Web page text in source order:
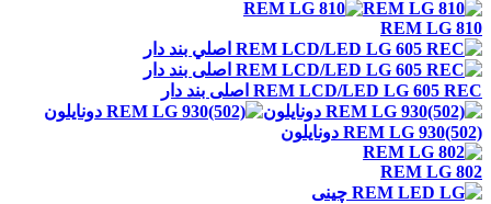
REM LG 810
REM LCD/LED LG 605 REC اصلی بند دار
REM LG 930(502) دونايلون
REM LG 802